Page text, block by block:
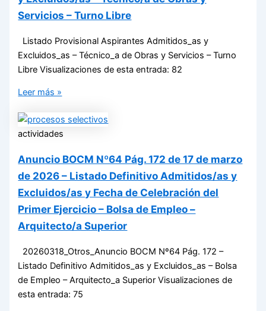
Servicios – Turno Libre
Listado Provisional Aspirantes Admitidos_as y
Excluidos_as – Técnico_a de Obras y Servicios – Turno
Libre Visualizaciones de esta entrada: 82
Leer más »
actividades
Anuncio BOCM Nº64 Pág. 172 de 17 de marzo
de 2026 – Listado Definitivo Admitidos/as y
Excluidos/as y Fecha de Celebración del
Primer Ejercicio – Bolsa de Empleo –
Arquitecto/a Superior
20260318_Otros_Anuncio BOCM Nº64 Pág. 172 –
Listado Definitivo Admitidos_as y Excluidos_as – Bolsa
de Empleo – Arquitecto_a Superior Visualizaciones de
esta entrada: 75